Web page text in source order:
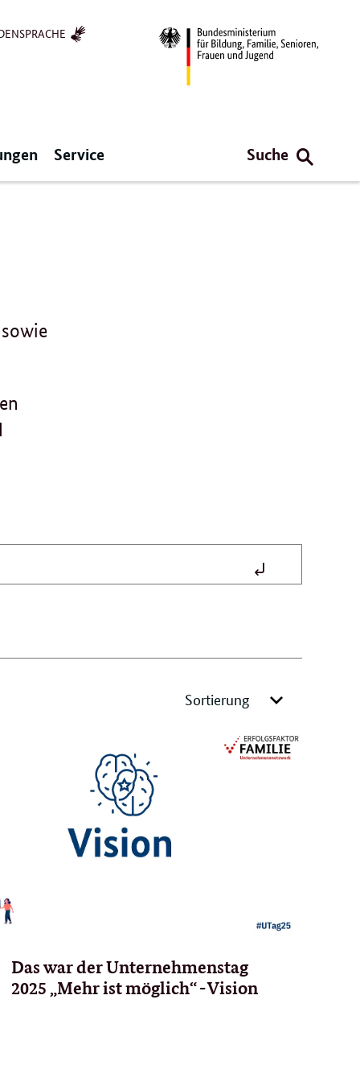
Service Suche
Suche
Sortierung
Menü
Das war der Unternehmenstag
2025 „Mehr ist möglich“ - Vision